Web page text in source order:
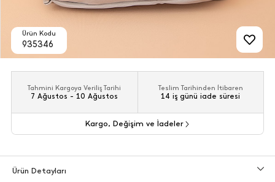
Ürün Kodu
935346
Tahmini Kargoya Veriliş Tarihi
7 Ağustos - 10 Ağustos
Teslim Tarihinden İtibaren
14 iş günü iade süresi
Kargo, Değişim ve İadeler
Ürün Detayları